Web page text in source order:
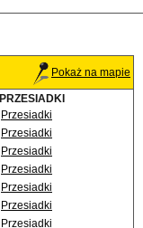
Pokaż na mapie
PRZESIADKI
Przesiadki
Przesiadki
Przesiadki
Przesiadki
Przesiadki
Przesiadki
Przesiadki